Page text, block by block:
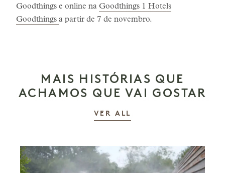
Goodthings e online na Goodthings 1 Hotels
Goodthings a partir de 7 de novembro.
MAIS HISTÓRIAS QUE
ACHAMOS QUE VAI GOSTAR
VER ALL